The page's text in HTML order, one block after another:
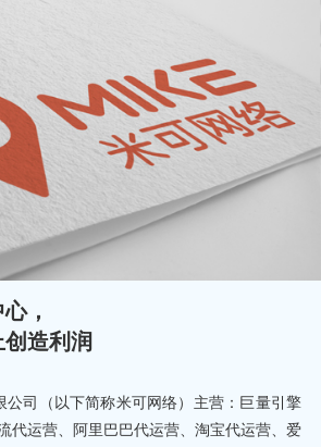
，
造利润
公司（以下简称米可网络）主营：巨量引擎
代运营、阿里巴巴代运营、淘宝代运营、爱